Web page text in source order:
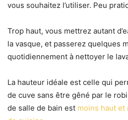
vous souhaitez l’utiliser. Peu
Trop haut, vous mettrez autant
la vasque, et passerez quelques
quotidiennement à nettoyer le
La hauteur idéale est celle qui
de cuve sans être gêné par le
de salle de bain est moins haut et